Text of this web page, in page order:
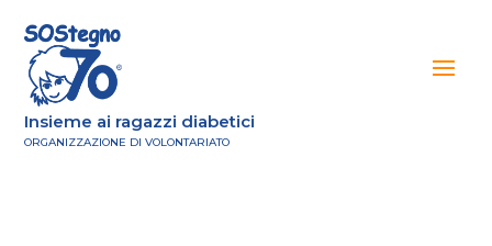
Insieme ai ragazzi diabetici
ORGANIZZAZIONE DI VOLONTARIATO